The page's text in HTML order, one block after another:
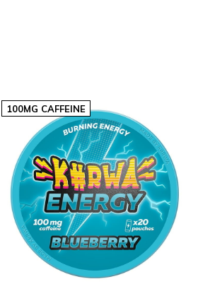
100MG CAFFEINE